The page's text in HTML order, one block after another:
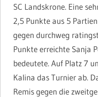
SC Landskrone. Eine
2,5 Punkte aus 5
gegen durchweg
Punkte erreichte Sanja
bedeutete. Auf Platz 7
Kalina das Turnier ab.
Remis gegen die